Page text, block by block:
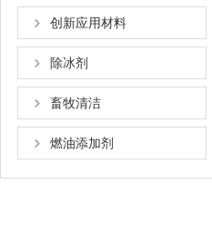
创新应用材料
除冰剂
畜牧清洁
燃油添加剂